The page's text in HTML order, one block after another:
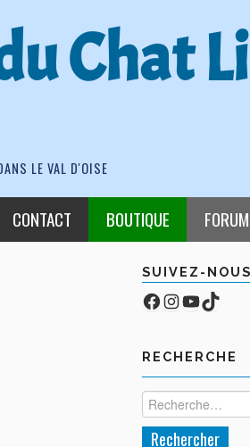
Chat
LE VAL D'OISE
CONTACT BOUTIQUE FORUM
SUIVEZ-NOUS
Facebook
Compte Instagram
YouTube
TikTok
RECHERCHE